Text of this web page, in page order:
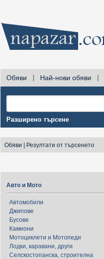
Обяви Най-нови обяви
Разширено търсене
Обяви Резултати от търсенето
Авто и Мото
Автомобили
Джипове
Бусове
Камиони
Мотоциклети и Мотопеди
Лодки, каравани, други
Селскостопанска, строителна